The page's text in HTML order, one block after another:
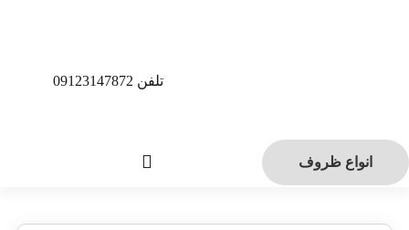
تلفن 09123147872
انواع ظروف